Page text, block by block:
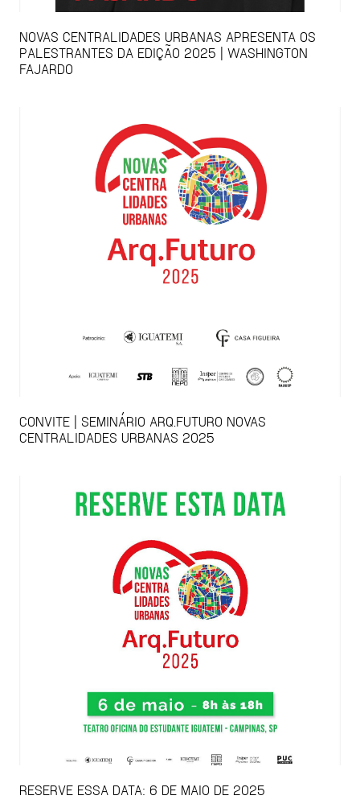
NOVAS CENTRALIDADES URBANAS APRESENTA OS
PALESTRANTES DA EDIÇÃO 2025 | WASHINGTON
FAJARDO
CONVITE | SEMINÁRIO ARQ.FUTURO NOVAS
CENTRALIDADES URBANAS 2025
RESERVE ESSA DATA: 6 DE MAIO DE 2025